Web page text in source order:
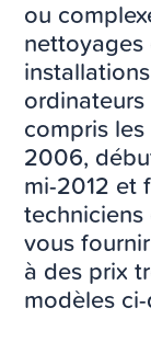
ou
compris
2006,
mi-2012 et
vous
à des prix
modèles